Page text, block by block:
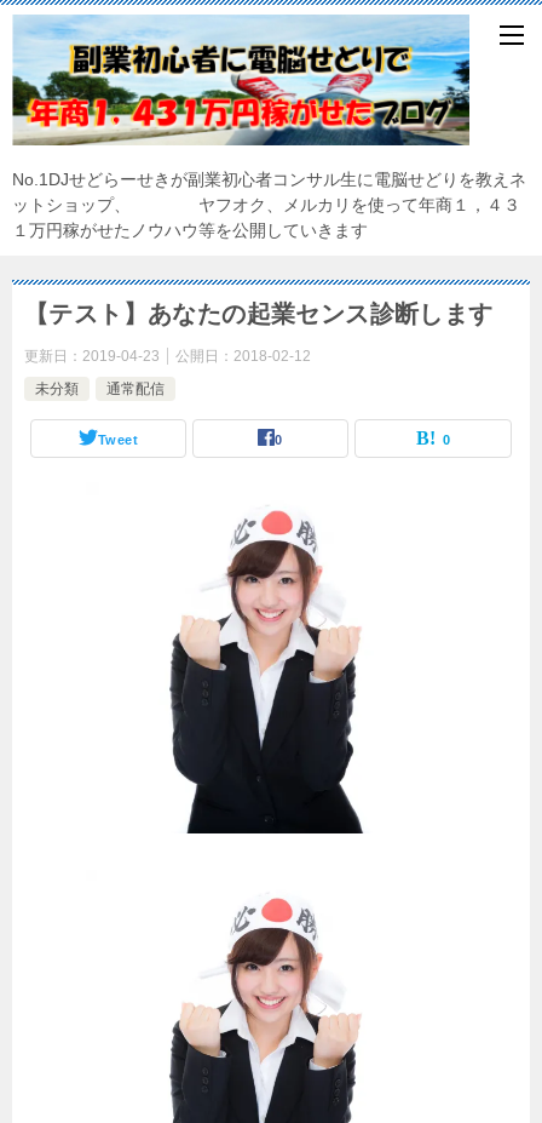
No.1DJせどらーせきが副業初心者コンサル生に電脳せどりを教えネ
ットショップ、 ヤフオク、メルカリを使って年商１，４３
１万円稼がせたノウハウ等を公開していきます
【テスト】あなたの起業センス診断します
更新日： 2019-04-23 公開日： 2018-02-12
未分類
通常配信
Tweet 0 0